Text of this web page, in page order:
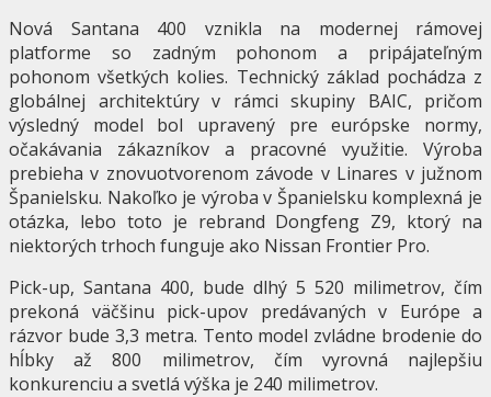
Nová Santana 400 vznikla na modernej rámovej
platforme so zadným pohonom a pripájateľným
pohonom všetkých kolies. Technický základ pochádza z
globálnej architektúry v rámci skupiny BAIC, pričom
výsledný model bol upravený pre európske normy,
očakávania zákazníkov a pracovné využitie. Výroba
prebieha v znovuotvorenom závode v Linares v južnom
Španielsku. Nakoľko je výroba v Španielsku komplexná je
otázka, lebo toto je rebrand Dongfeng Z9, ktorý na
niektorých trhoch funguje ako Nissan Frontier Pro.
Pick-up, Santana 400, bude dlhý 5 520 milimetrov, čím
prekoná väčšinu pick-upov predávaných v Európe a
rázvor bude 3,3 metra. Tento model zvládne brodenie do
hĺbky až 800 milimetrov, čím vyrovná najlepšiu
konkurenciu a svetlá výška je 240 milimetrov.